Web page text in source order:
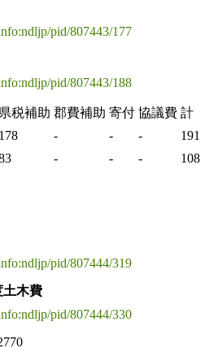
pid/807443/177
pid/807443/188
県税補助 郡費補助 寄付 協議費 計
178 - - -
191
- - - 108
pid/807444/319
土木費
pid/807444/330